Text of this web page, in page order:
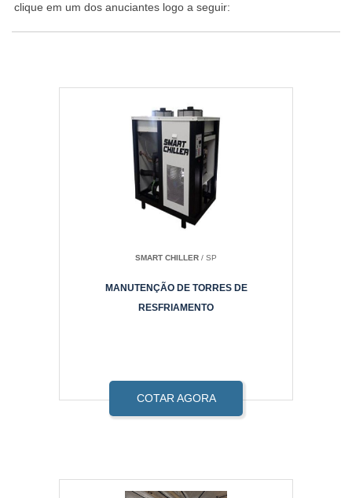
clique em um dos anuciantes logo a seguir:
SMART CHILLER/ SP
MANUTENÇÃO DE TORRES DE
RESFRIAMENTO
COTAR AGORA